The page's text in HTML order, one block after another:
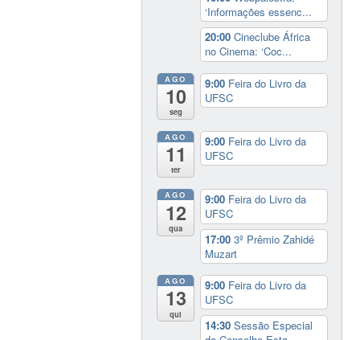
‘Informações essenc...
20:00Cineclube África
no Cinema: ‘Coc...
AGO
10
seg
9:00 Feira do Livro da
UFSC
AGO
11
ter
9:00 Feira do Livro da
UFSC
AGO
12
qua
9:00 Feira do Livro da
UFSC
17:003º Prêmio Zahidé
Muzart
AGO
13
qui
9:00 Feira do Livro da
UFSC
14:30Sessão Especial